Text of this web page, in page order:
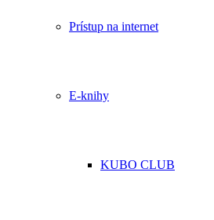
Prístup na internet
E-knihy
KUBO CLUB